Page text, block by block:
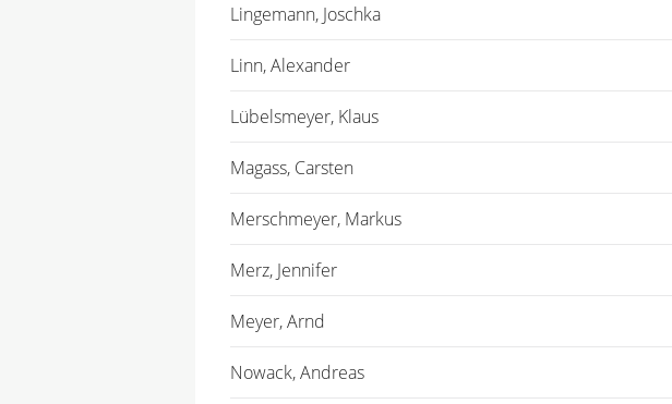
Lingemann, Joschka
Linn, Alexander
Lübelsmeyer, Klaus
Magass, Carsten
Merschmeyer, Markus
Merz, Jennifer
Meyer, Arnd
Nowack, Andreas